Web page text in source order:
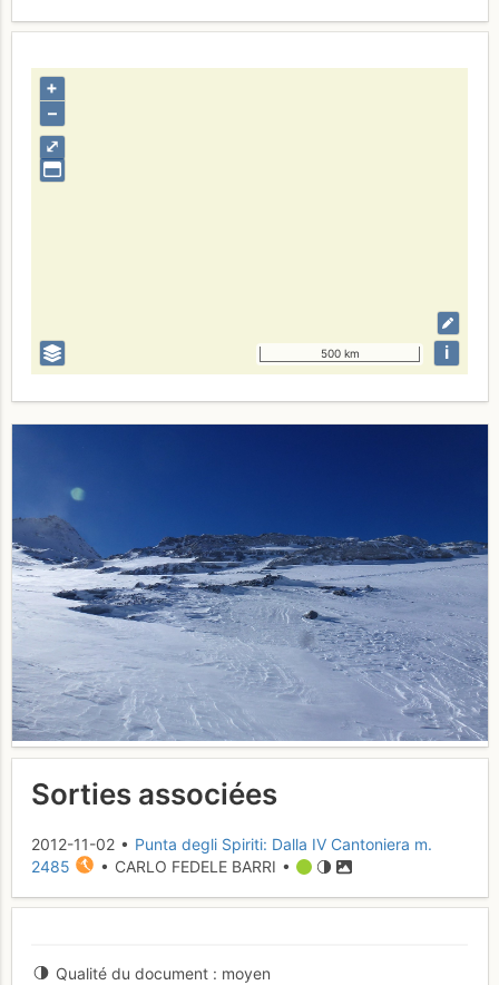
⤢
+
–
500 km i
Sorties associées
2012-11-02 • Punta degli Spiriti: Dalla IV Cantoniera m.
2485
• CARLO FEDELE BARRI •
Qualité du document moyen